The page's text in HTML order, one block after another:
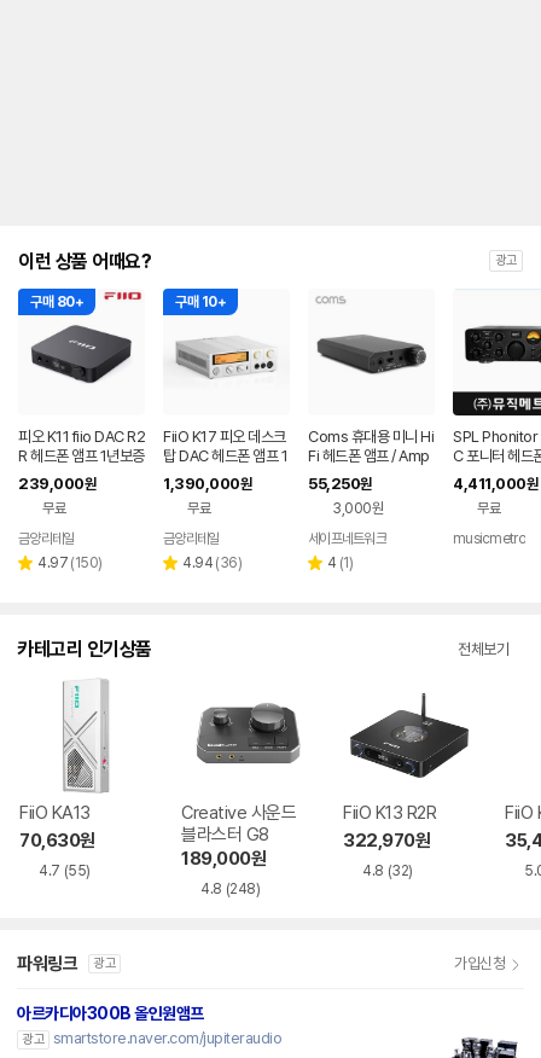
이런 상품 어때요? 광고
구매 80+
피오 K11 fiio DAC R2
R 헤드폰 앰프 1년보증
AS
239,000원
무료
페이
금양리테일
별 4.97 리
(150)
구매 10+
FiiO K17 피오 데스크
탑 DAC 헤드폰 앰프 1
년보증AS
1,390,000원
무료
페이
금양리테일
별 4.94 리
(36)
Coms 휴대용 미니 Hi
Fi 헤드폰 앰프 / Amp
/ 오디오 증폭기 [BT7
22]
55,250원
3,000원
세이프네트워크
별 4 리
(1)
SPL Phonitor
C 포니터 헤드
4,411,000원
무료
musicmetro
카테고리 인기상품 전체보기
FiiO KA13
70,630원
4.7 (55)
Creative 사운드
블라스터 G8
189,000원
4.8 (248)
FiiO K13 R2R
322,970원
4.8 (32)
FiiO
파워링크 광고 가입신청
아르카디아300B 올인원앰프
광고 smartstore.naver.com/jupiteraudio